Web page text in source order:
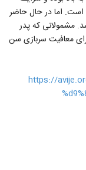
بررسی بوده است. اما در حال حاضر
سربازی 75 سال می باشد. مشمولانی که پدر
برای معافیت سربازی سن
https://